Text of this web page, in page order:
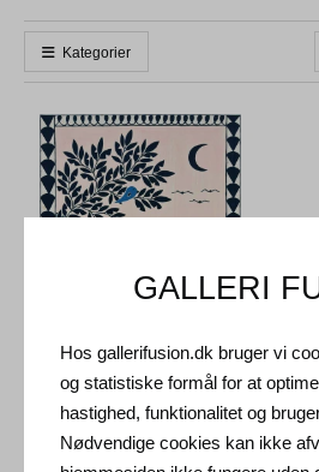
Kategorier
Anders Scrmn Meisner. Uden
titel, 2019.
35.000DKK
GALLERI
Hos gallerifusion.dk bruger vi
og statistiske formål for at
hastighed, funktionalitet og
Nødvendige cookies kan ikke